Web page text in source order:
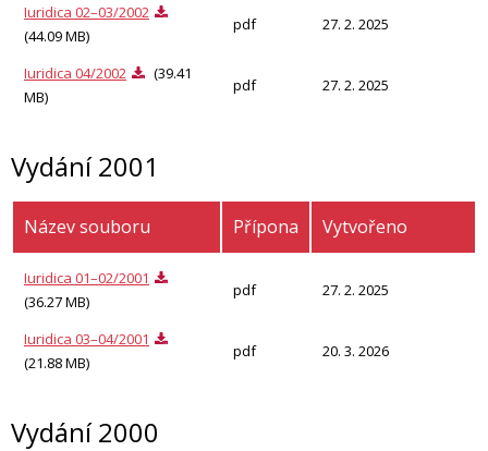
Iuridica 02–03/2002
(44.09 MB)
pdf 27. 2. 2025
Iuridica 04/2002
(39.41
MB)
pdf 27. 2. 2025
Vydání 2001
Název souboru Přípona Vytvořeno
Iuridica 01–02/2001
(36.27 MB)
pdf 27. 2. 2025
Iuridica 03–04/2001
(21.88 MB)
pdf 20. 3. 2026
Vydání 2000